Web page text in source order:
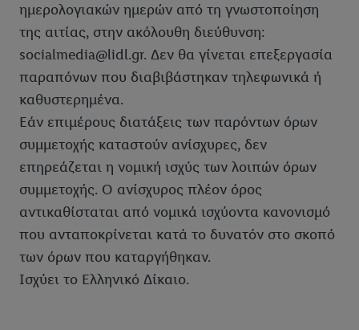
ημερολογιακών ημερών από τη γνωστοποίηση
της αιτίας, στην ακόλουθη διεύθυνση:
socialmedia@lidl.gr. Δεν θα γίνεται επεξεργασία
παραπόνων που διαβιβάστηκαν τηλεφωνικά ή
καθυστερημένα.
Εάν επιμέρους διατάξεις των παρόντων όρων
συμμετοχής καταστούν ανίσχυρες, δεν
επηρεάζεται η νομική ισχύς των λοιπών όρων
συμμετοχής. Ο ανίσχυρος πλέον όρος
αντικαθίσταται από νομικά ισχύοντα κανονισμό
που ανταποκρίνεται κατά το δυνατόν στο σκοπό
των όρων που καταργήθηκαν.
Ισχύει το Ελληνικό Δίκαιο.